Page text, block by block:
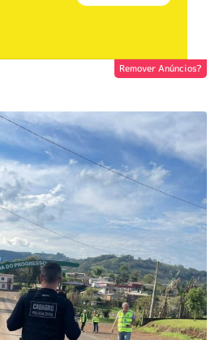
Remover Anúncios?